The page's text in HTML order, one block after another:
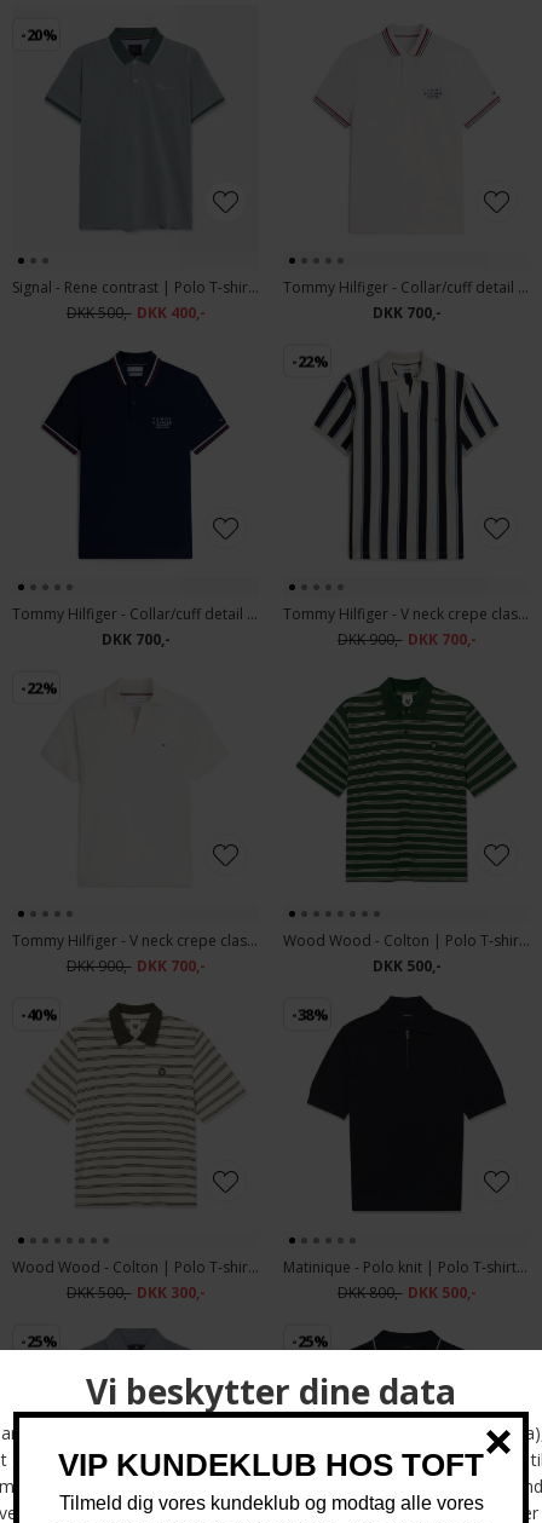
-20%
Signal - Rene contrast | Polo T-shirt Green Ivy
DKK 500,- DKK 400,-
Tommy Hilfiger - Collar/cuff detail polo | Polo T-shirt Ivory Petal
DKK 700,-
Tommy Hilfiger - Collar/cuff detail polo | Polo T-shirt Carbon Navy
DKK 700,-
-22%
Tommy Hilfiger - V neck crepe classic polo | Polo T-shirt Ivory petal
DKK 900,- DKK 700,-
-22%
Tommy Hilfiger - V neck crepe classic polo | Polo T-shurt Ivory Petal
DKK 900,- DKK 700,-
Wood Wood - Colton | Polo T-shirt Eden Stripe
DKK 500,-
-40%
Wood Wood - Colton | Polo T-shirt Silver Birch
DKK 500,- DKK 300,-
-38%
Matinique - Polo knit | Polo T-shirt Dark Navy
DKK 800,- DKK 500,-
-25% -25%